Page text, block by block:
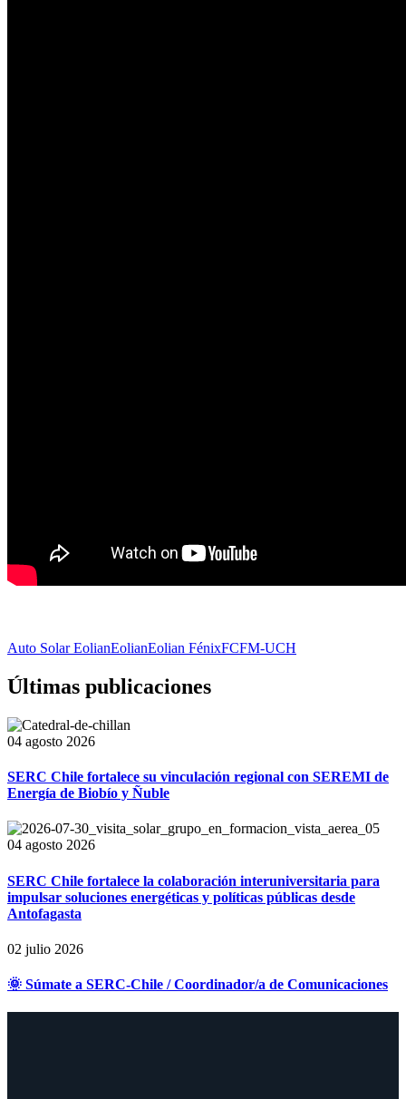
Auto Solar EolianEolianEolian FénixFCFM-UCH
Últimas publicaciones
04 agosto 2026
SERC Chile fortalece su vinculación regional con SEREMI de
Energía de Biobío y Ñuble
04 agosto 2026
SERC Chile fortalece la colaboración interuniversitaria para
impulsar soluciones energéticas y políticas públicas desde
Antofagasta
02 julio 2026
🌞 Súmate a SERC-Chile / Coordinador/a de Comunicaciones